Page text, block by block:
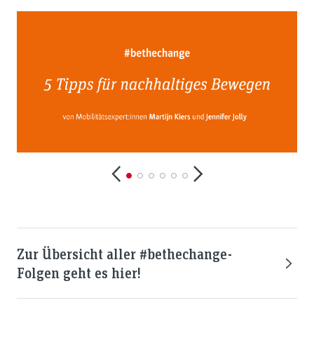
Zur Übersicht aller #bethechange-
Folgen geht es hier!